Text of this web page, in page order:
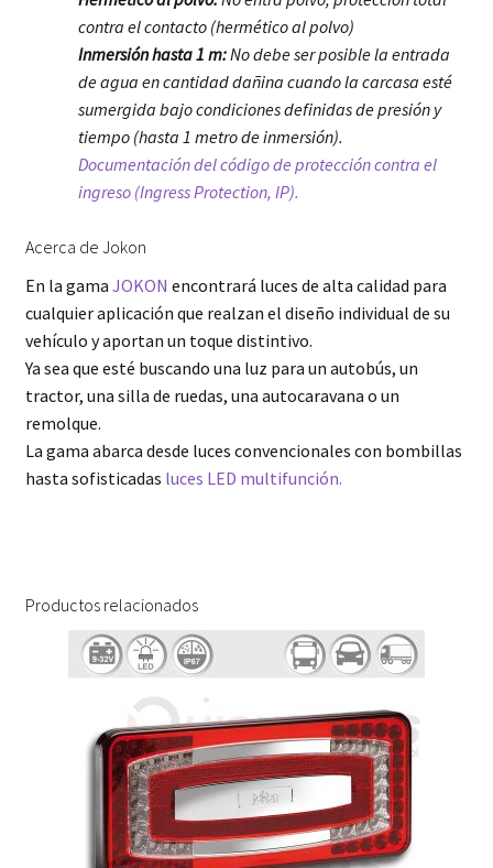
contra el contacto (hermético al polvo)
Inmersión hasta 1 m:No debe ser posible la entrada
de agua en cantidad dañina cuando la carcasa esté
sumergida bajo condiciones definidas de presión y
tiempo (hasta 1 metro de inmersión).
Documentación del código de protección contra el
ingreso (Ingress Protection, IP).
Acerca de Jokon
En la gama JOKON encontrará luces de alta calidad para
cualquier aplicación que realzan el diseño individual de su
vehículo y aportan un toque distintivo.
Ya sea que esté buscando una luz para un autobús, un
tractor, una silla de ruedas, una autocaravana o un
remolque.
La gama abarca desde luces convencionales con bombillas
hasta sofisticadas luces LED multifunción.
Productos relacionados